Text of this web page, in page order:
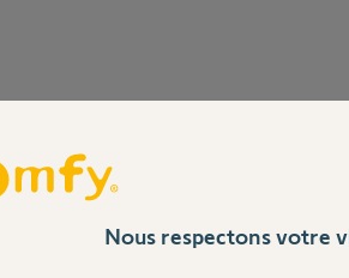
Partager cette
Nous respectons votre